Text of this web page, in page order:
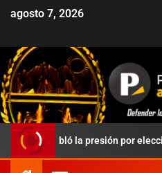
agosto 7, 2026
la presión por elecciones en